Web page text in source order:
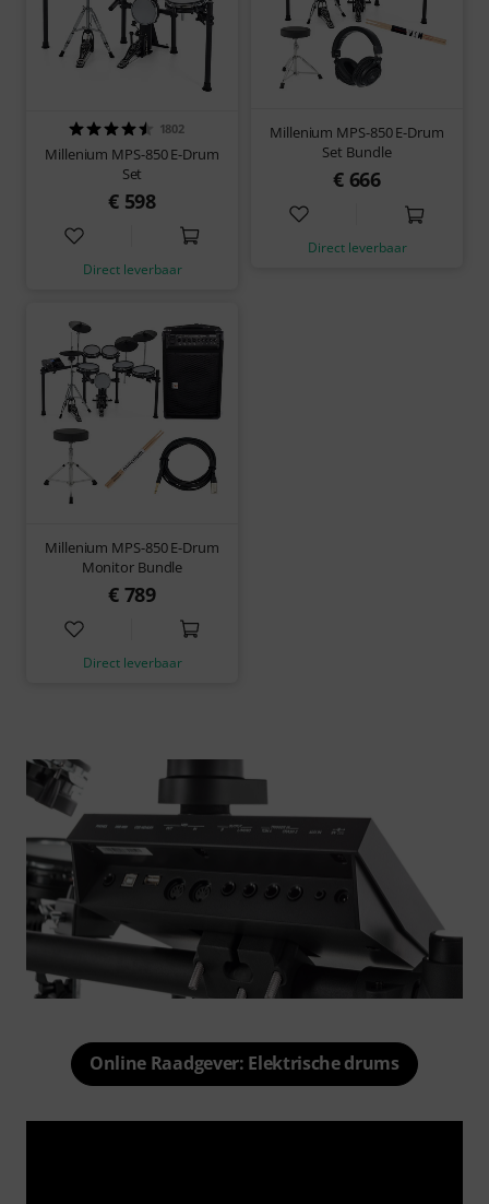
1802
Millenium MPS-850 E-Drum
Set
€ 598
Direct leverbaar
Millenium MPS-850 E-Drum
Set Bundle
€ 666
Direct leverbaar
Millenium MPS-850 E-Drum
Monitor Bundle
€ 789
Direct leverbaar
Online Raadgever: Elektrische drums